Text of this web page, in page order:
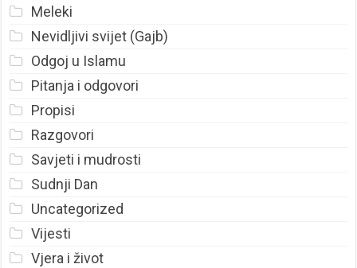
Meleki
Nevidljivi svijet (Gajb)
Odgoj u Islamu
Pitanja i odgovori
Propisi
Razgovori
Savjeti i mudrosti
Sudnji Dan
Uncategorized
Vijesti
Vjera i život